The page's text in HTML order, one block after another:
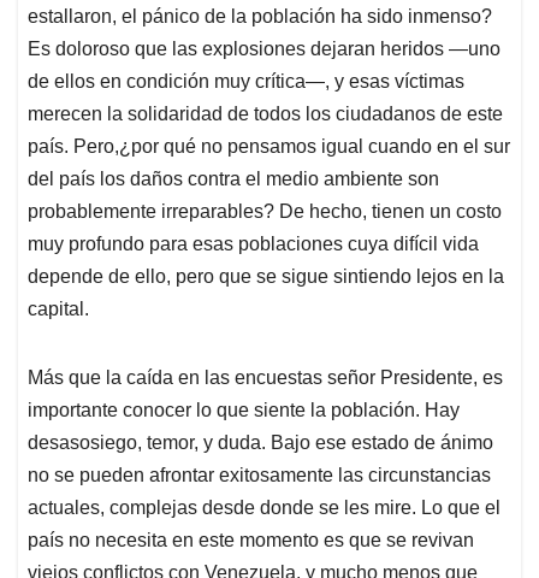
estallaron, el pánico de la población ha sido inmenso?
Es doloroso que las explosiones dejaran heridos —uno
de ellos en condición muy crítica—, y esas víctimas
merecen la solidaridad de todos los ciudadanos de este
país. Pero,¿por qué no pensamos igual cuando en el sur
del país los daños contra el medio ambiente son
probablemente irreparables? De hecho, tienen un costo
muy profundo para esas poblaciones cuya difícil vida
depende de ello, pero que se sigue sintiendo lejos en la
capital.
Más que la caída en las encuestas señor Presidente, es
importante conocer lo que siente la población. Hay
desasosiego, temor, y duda. Bajo ese estado de ánimo
no se pueden afrontar exitosamente las circunstancias
actuales, complejas desde donde se les mire. Lo que el
país no necesita en este momento es que se revivan
viejos conflictos con Venezuela, y mucho menos que